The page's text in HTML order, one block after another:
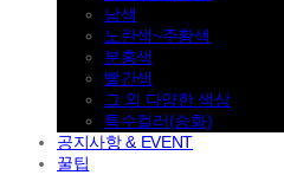
남색
노란색~주황색
분홍색
빨간색
그 외 다양한 색상
특수컬러(승화)
공지사항 & EVENT
꿀팁